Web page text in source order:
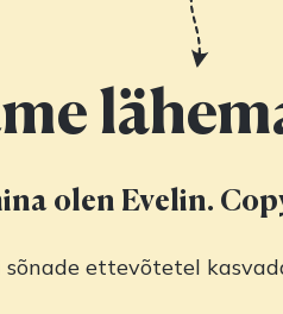
olen Evelin.
ettevõtetel